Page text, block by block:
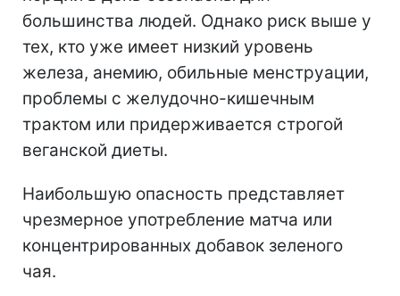
большинства людей. Однако риск выше у
тех, кто уже имеет низкий уровень
железа, анемию, обильные менструации,
проблемы с желудочно-кишечным
трактом или придерживается строгой
веганской диеты.
Наибольшую опасность представляет
чрезмерное употребление матча или
концентрированных добавок зеленого
чая.